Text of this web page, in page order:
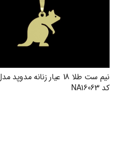
نیم ست طلا 18 عیار زنانه
کد NA16063